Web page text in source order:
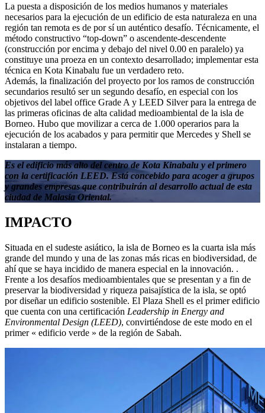
La puesta a disposición de los medios humanos y materiales
necesarios para la ejecución de un edificio de esta naturaleza en una
región tan remota es de por sí un auténtico desafío. Técnicamente, el
método constructivo “top-down” o ascendente-descendente
(construcción por encima y debajo del nivel 0.00 en paralelo) ya
constituye una proeza en un contexto desarrollado; implementar esta
técnica en Kota Kinabalu fue un verdadero reto.
Además, la finalización del proyecto por los ramos de construcción
secundarios resultó ser un segundo desafío, en especial con los
objetivos del label office Grade A y LEED Silver para la entrega de
las primeras oficinas de alta calidad medioambiental de la isla de
Borneo. Hubo que movilizar a cerca de 1.000 operarios para la
ejecución de los acabados y para permitir que Mercedes y Shell se
instalaran a tiempo.
Es el edificio más alto del centro de Kota Kinabalu y el primero
con la certificación LEED. Está concebido para acoger a grupos
y grandes empresas que contribuirán al desarrollo actual de esta
ciudad de Malasia Oriental.
IMPACTO
Situada en el sudeste asiático, la isla de Borneo es la cuarta isla más
grande del mundo y una de las zonas más ricas en biodiversidad, de
ahí que se haya incidido de manera especial en la innovación. .
Frente a los desafíos medioambientales que se presentan y a fin de
preservar la biodiversidad y riqueza paisajística de la isla, se optó
por diseñar un edificio sostenible. El Plaza Shell es el primer edificio
que cuenta con una certificación Leadership in Energy and
Environmental Design (LEED), convirtiéndose de este modo en el
primer « edificio verde » de la región de Sabah.